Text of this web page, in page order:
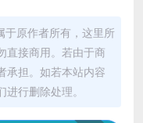
原作者所有，这里所
直接商用。若由于商
承担。如若本站内容
行删除处理。